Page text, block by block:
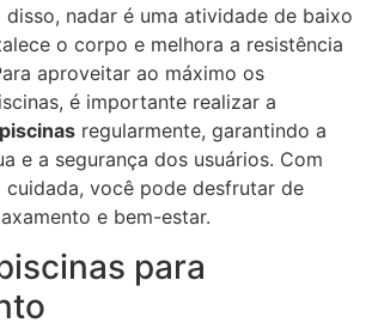
disso, nadar é uma atividade de baixo
o corpo e melhora a resistência
aproveitar ao máximo os
é importante realizar a
regularmente, garantindo a
e a segurança dos usuários. Com
cuidada, você pode desfrutar de
e bem-estar.
para